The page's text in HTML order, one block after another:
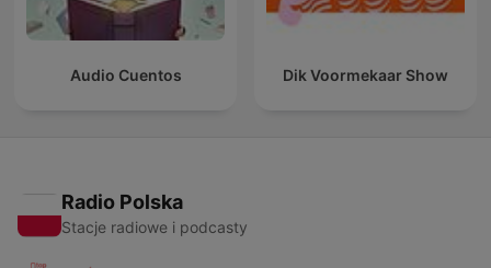
Audio Cuentos Dik Voormekaar Show
Radio Polska
Stacje radiowe i podcasty